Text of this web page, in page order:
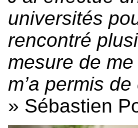
universités
rencontré
mesure de
m’a permis
» Sébastien